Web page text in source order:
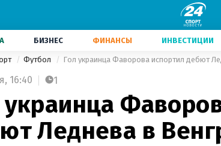
БИЗНЕС ФИНАНСЫ ИНВЕСТИЦИИ
Футбол Гол украинца Фаворова испортил дебют
16:40 1
украинца
Леднева в